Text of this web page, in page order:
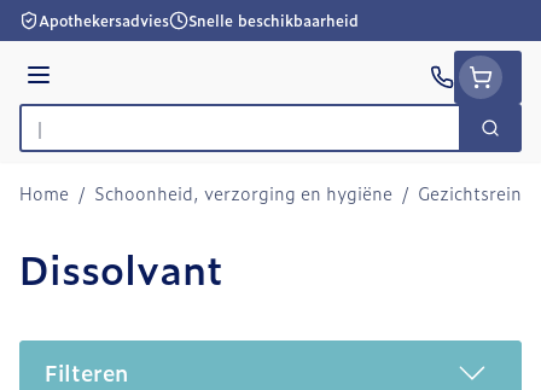
Ga naar de inhoud
Apothekersadvies Snelle beschikbaarheid
Menu
Product, merk, categorie...
Zoek
Home / Schoonheid, verzorging en hygiëne /
Dissolvant
Filteren